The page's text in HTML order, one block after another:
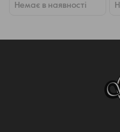
Немає в наявності